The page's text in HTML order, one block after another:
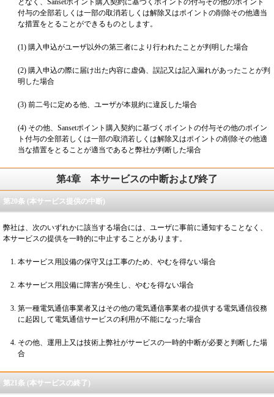
となく、Sansetポイント購入契約に基づくポイントの付与その他のポイント
付与の全部若しくは一部の取消若しくは解除又はポイントの削除その他適当
な措置をとることができるものとします。
(1) 購入申込がユーザ以外の第三者により行われたことが判明した場合
(2) 購入申込の際に届け出た内容に虚偽、誤記又は記入漏れがあったことが判
明した場合
(3) 前二号に定める他、ユーザが本規約に違反した場合
(4) その他、Sansetポイント購入契約に基づくポイントの付与その他のポイン
ト付与の全部若しくは一部の取消若しくは解除又はポイントの削除その他適
当な措置をとることが適当であると弊社が判断した場合
第4章 本サービスの中断および終了
第20条 (本サービス提供の中断)
弊社は、次のいずれかに該当する場合には、ユーザに事前に通知することなく、
本サービスの提供を一時的に中止することがあります。
本サービス用設備の保守又は工事のため、やむを得ない場合
本サービス用設備に障害が発生し、やむを得ない場合
第一種電気通信事業者又はその他の電気通信事業者の提供する電気通信役務
に起因して電気通信サービスの利用が不能になった場合
その他、運用上又は技術上弊社がサービスの一時的中断が必要と判断した場
合
第21条 (本サービスの終了)